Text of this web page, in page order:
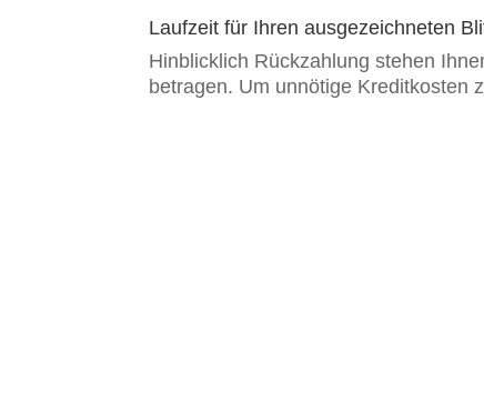
Laufzeit für Ihren ausgezeichneten
Hinblicklich Rückzahlung stehen
betragen. Um unnötige Kreditkosten